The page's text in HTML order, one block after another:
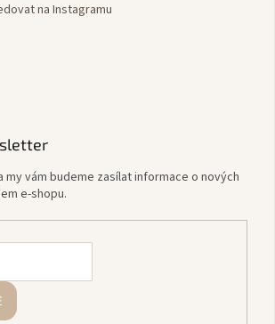
na Instagramu
my vám budeme zasílat informace o nových
e-shopu.